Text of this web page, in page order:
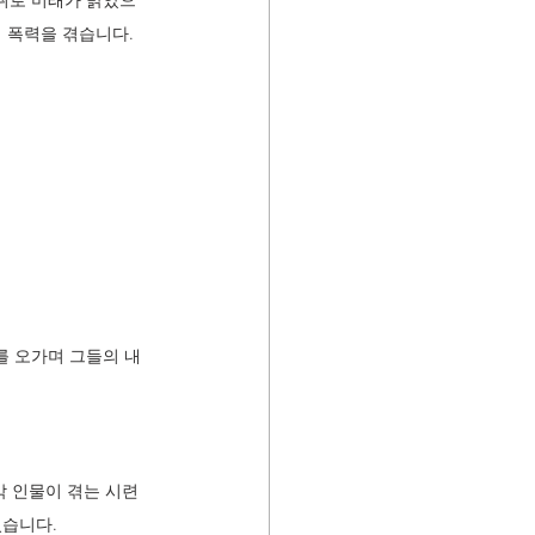
력을 겪습니다.
오가며 그들의 내
인물이 겪는 시련
니다.